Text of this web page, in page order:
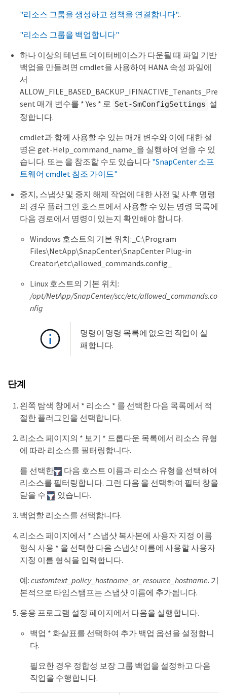
"리소스 그룹을 생성하고 정책을 연결합니다"..
"리소스 그룹을 백업합니다"
하나 이상의 테넌트 데이터베이스가 다운될 때 파일 기반
백업을 만들려면 cmdlet을 사용하여 HANA 속성 파일에
서
ALLOW_FILE_BASED_BACKUP_IFINACTIVE_Tenants_Pre
sent 매개 변수를 * Yes * 로 Set-SmConfigSettings 설
정합니다.
cmdlet과 함께 사용할 수 있는 매개 변수와 이에 대한 설
명은 get-Help_command_name_을 실행하여 얻을 수 있
습니다. 또는 을 참조할 수도 있습니다 "SnapCenter 소프
트웨어 cmdlet 참조 가이드"
중지, 스냅샷 및 중지 해제 작업에 대한 사전 및 사후 명령
의 경우 플러그인 호스트에서 사용할 수 있는 명령 목록에
다음 경로에서 명령이 있는지 확인해야 합니다.
Windows 호스트의 기본 위치:_C:\Program
Files\NetApp\SnapCenter\SnapCenter Plug-in
Creator\etc\allowed_commands.config_
Linux 호스트의 기본 위치:
/opt/NetApp/SnapCenter/scc/etc/allowed_commands.co
nfig
명령이 명령 목록에 없으면 작업이 실
패합니다.
단계
왼쪽 탐색 창에서 * 리소스 * 를 선택한 다음 목록에서 적
절한 플러그인을 선택합니다.
리소스 페이지의 * 보기 * 드롭다운 목록에서 리소스 유형
에 따라 리소스를 필터링합니다.
를 선택한
다음 호스트 이름과 리소스 유형을 선택하여
리소스를 필터링합니다. 그런 다음 을 선택하여 필터 창을
닫을 수
있습니다.
백업할 리소스를 선택합니다.
리소스 페이지에서 * 스냅샷 복사본에 사용자 지정 이름
형식 사용 * 을 선택한 다음 스냅샷 이름에 사용할 사용자
지정 이름 형식을 입력합니다.
예: customtext_policy_hostname_or_resource_hostname. 기
본적으로 타임스탬프는 스냅샷 이름에 추가됩니다.
응용 프로그램 설정 페이지에서 다음을 실행합니다.
백업 * 화살표를 선택하여 추가 백업 옵션을 설정합니
다.
필요한 경우 정합성 보장 그룹 백업을 설정하고 다음
작업을 수행합니다.